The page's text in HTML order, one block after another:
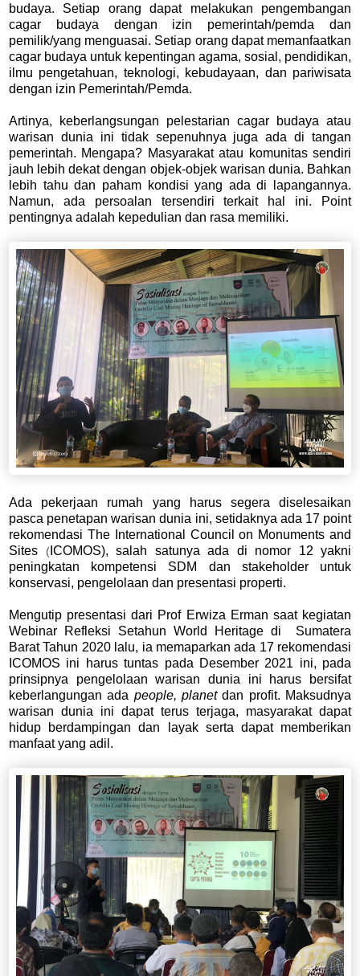
budaya. Setiap orang dapat melakukan pengembangan
cagar budaya dengan izin pemerintah/pemda dan
pemilik/yang menguasai. Setiap orang dapat memanfaatkan
cagar budaya untuk kepentingan agama, sosial, pendidikan,
ilmu pengetahuan, teknologi, kebudayaan, dan pariwisata
dengan izin Pemerintah/Pemda.
Artinya, keberlangsungan pelestarian cagar budaya atau
warisan dunia ini tidak sepenuhnya juga ada di tangan
pemerintah. Mengapa? Masyarakat atau komunitas sendiri
jauh lebih dekat dengan objek-objek warisan dunia. Bahkan
lebih tahu dan paham kondisi yang ada di lapangannya.
Namun, ada persoalan tersendiri terkait hal ini. Point
pentingnya adalah kepedulian dan rasa memiliki.
Ada pekerjaan rumah yang harus segera diselesaikan
pasca penetapan warisan dunia ini, setidaknya ada 17 point
rekomendasi The International Council on Monuments and
Sites (ICOMOS), salah satunya ada di nomor 12 yakni
peningkatan kompetensi SDM dan stakeholder untuk
konservasi, pengelolaan dan presentasi properti.
Mengutip presentasi dari Prof Erwiza Erman saat kegiatan
Webinar Refleksi Setahun World Heritage di Sumatera
Barat Tahun 2020 lalu, ia memaparkan ada 17 rekomendasi
ICOMOS ini harus tuntas pada Desember 2021 ini, pada
prinsipnya pengelolaan warisan dunia ini harus bersifat
keberlangungan ada people, planetdan profit. Maksudnya
warisan dunia ini dapat terus terjaga, masyarakat dapat
hidup berdampingan dan layak serta dapat memberikan
manfaat yang adil.